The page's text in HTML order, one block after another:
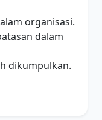
organisasi.
dalam
dikumpulkan.